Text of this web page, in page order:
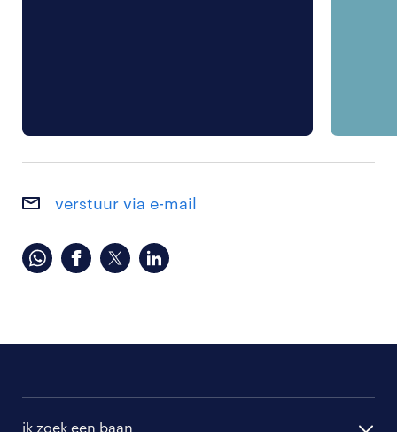
verstuur via e-mail
ik zoek een baan